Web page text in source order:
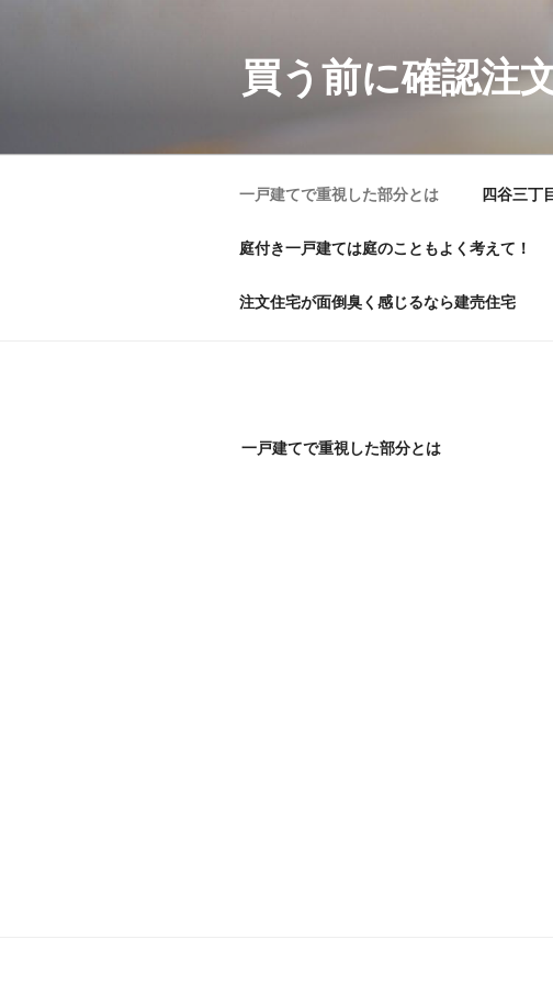
買う前に確認注
一戸建てで重視した部分とは 四谷三丁
庭付き一戸建ては庭のこともよく考えて！
注文住宅が面倒臭く感じるなら建売住宅
一戸建てで重視した部分とは